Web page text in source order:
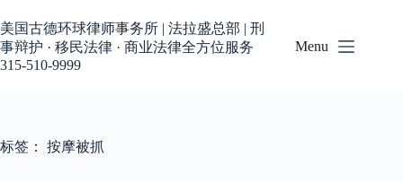
过
内
容
美国古德环球律师事务所 | 法拉盛总部 | 刑
事辩护 · 移民法律 · 商业法律全方位服务
315-510-9999
Menu
标签： 按摩被抓